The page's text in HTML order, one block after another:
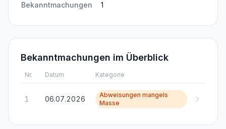
Bekanntmachungen
1
Bekanntmachungen im Überblick
Nr. Datum Kategorie
1 06.07.2026
Abweisungen mangels
Masse